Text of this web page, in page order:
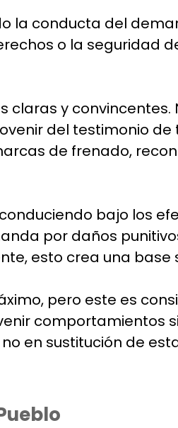
la conducta del
o la seguridad
claras y
del testimonio
de frenado,
bajo los
por daños
esto crea una
pero este es
comportamientos
en sustitución de